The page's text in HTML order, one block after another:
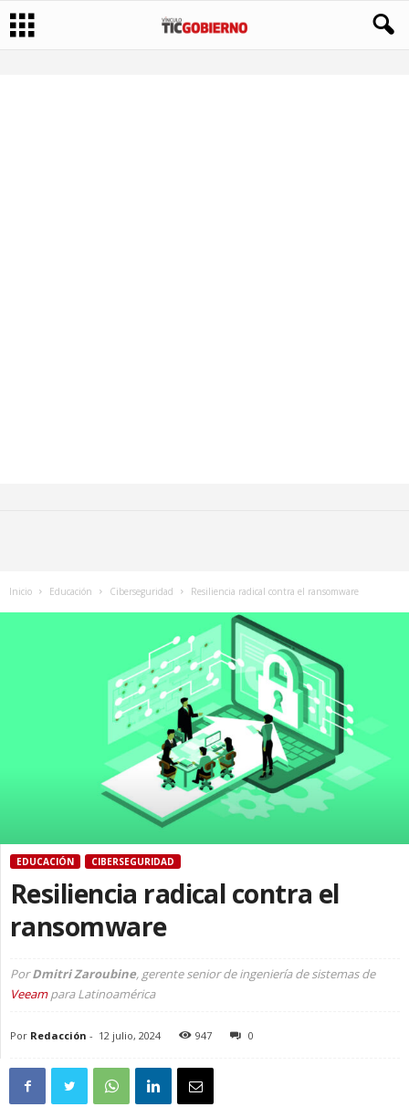
Inicio Educación Ciberseguridad Resiliencia radical contra el ransomware
EDUCACIÓN CIBERSEGURIDAD
Resiliencia radical contra el
ransomware
PorDmitri Zaroubine, gerente senior de ingeniería de sistemas de
Veeampara Latinoamérica
Por Redacción - 12 julio, 2024 947 0